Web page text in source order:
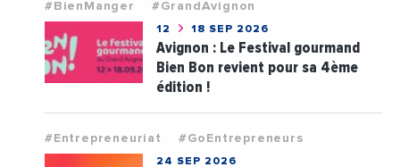
#BienManger #GrandAvignon
12 18 SEP 2026
Avignon : Le Festival gourmand
Bien Bon revient pour sa 4ème
édition !
#Entrepreneuriat #GoEntrepreneurs
24 SEP 2026